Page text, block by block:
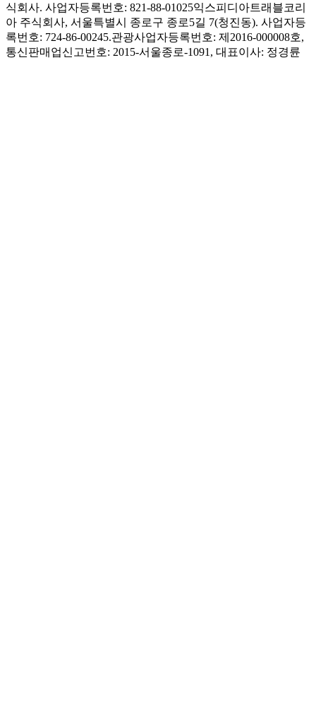
식회사. 사업자등록번호: 821-88-01025익스피디아트래블코리
아 주식회사, 서울특별시 종로구 종로5길 7(청진동). 사업자등
록번호: 724-86-00245.관광사업자등록번호: 제2016-000008호,
통신판매업신고번호: 2015-서울종로-1091, 대표이사: 정경륜